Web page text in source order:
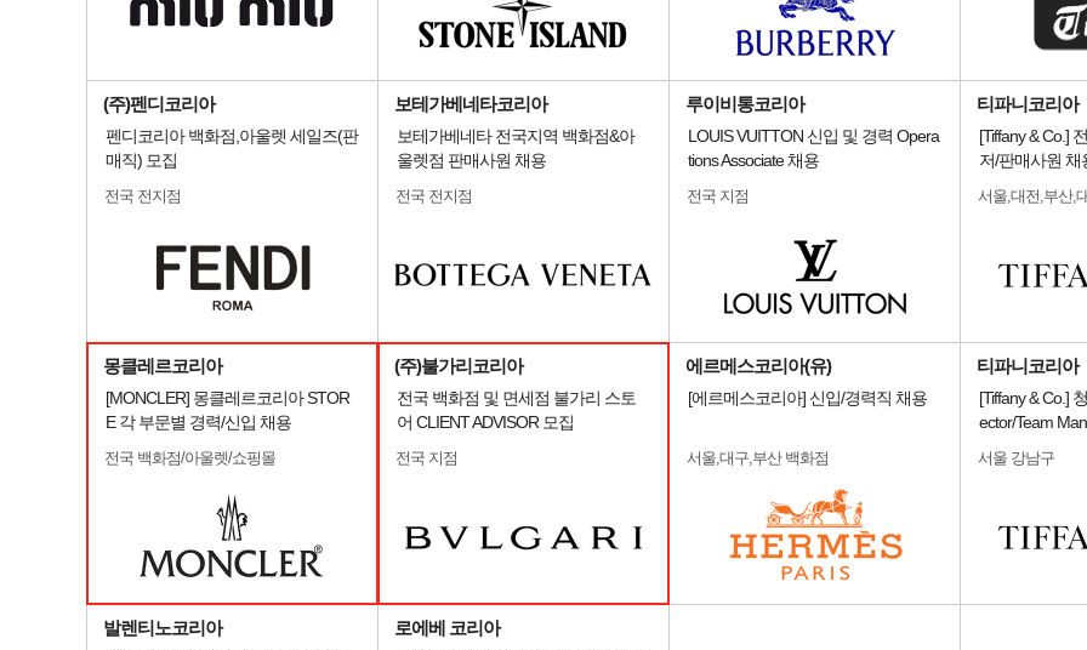
(주)펜디코리아
펜디코리아 백화점,아울렛 세일즈(판
매직) 모집
전국 전지점
보테가베네타코리아
보테가베네타 전국지역 백화점&아
울렛점 판매사원 채용
전국 전지점
루이비통코리아
LOUIS VUITTON 신입 및 경력 Opera
tions Associate 채용
전국 지점
티파니코리아
[Tiffany & Co.]
저/판매사원 채
서울,대전,부산,
몽클레르코리아
[MONCLER] 몽클레르코리아 STOR
E 각 부문별 경력/신입 채용
전국 백화점/아울렛/쇼핑몰
(주)불가리코리아
전국 백화점 및 면세점 불가리 스토
어 CLIENT ADVISOR 모집
전국 지점
에르메스코리아(유)
[에르메스코리아] 신입/경력직 채용
서울,대구,부산 백화점
티파니코리아
[Tiffany & Co.]
ector/Team
서울 강남구
발렌티노코리아 로에베 코리아